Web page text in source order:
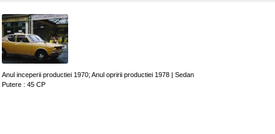
Anul inceperii productiei 1970; Anul opririi productiei 1978 | Sedan
Putere : 45 CP